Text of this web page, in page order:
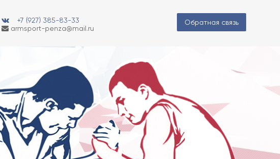
+7 (927) 385-83-33
armsport-penza@mail.ru
Обратная связь